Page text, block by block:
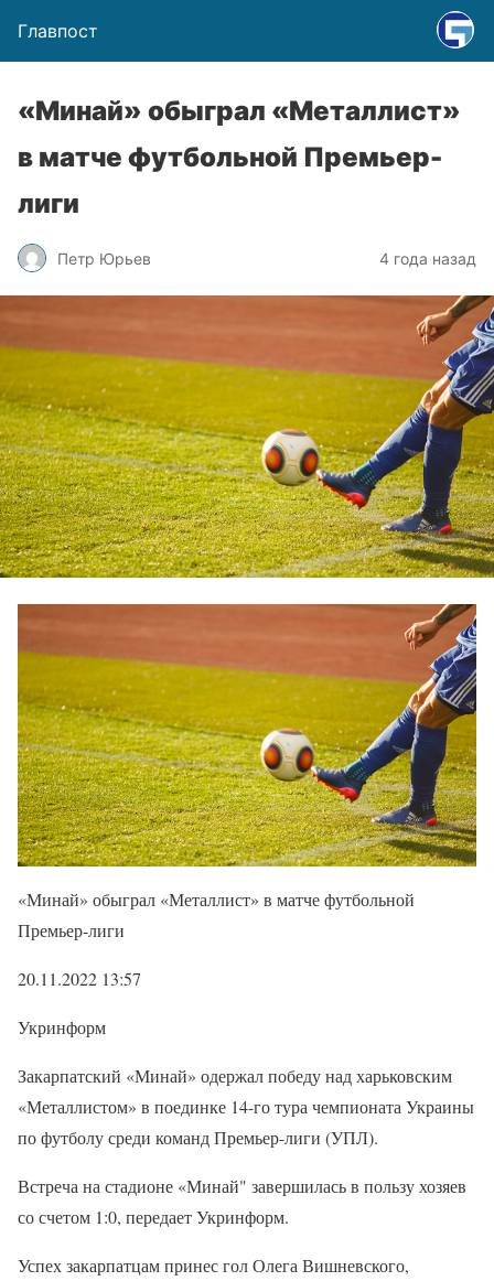
Главпост
«Минай» обыграл «Металлист»
в матче футбольной Премьер-
лиги
Петр Юрьев 4 года назад
«Минай» обыграл «Металлист» в матче футбольной
Премьер-лиги
20.11.2022 13:57
Укринформ
Закарпатский «Минай» одержал победу над харьковским
«Металлистом» в поединке 14-го тура чемпионата Украины
по футболу среди команд Премьер-лиги (УПЛ).
Встреча на стадионе «Минай" завершилась в пользу хозяев
со счетом 1:0, передает Укринформ.
Успех закарпатцам принес гол Олега Вишневского,